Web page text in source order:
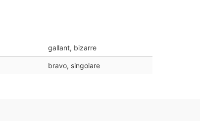
gallant, bizarre
bravo, singolare